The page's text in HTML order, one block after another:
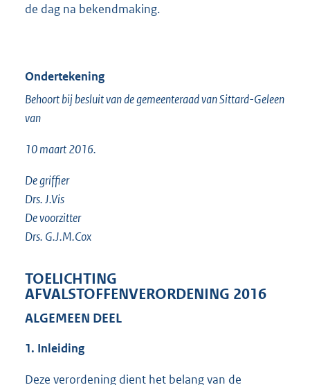
de dag na bekendmaking.
Ondertekening
Behoort bij besluit van de gemeenteraad van Sittard-Geleen
van
10 maart 2016.
De griffier
Drs. J.Vis
De voorzitter
Drs. G.J.M.Cox
TOELICHTING
AFVALSTOFFENVERORDENING 2016
ALGEMEEN DEEL
1. Inleiding
Deze verordening dient het belang van de